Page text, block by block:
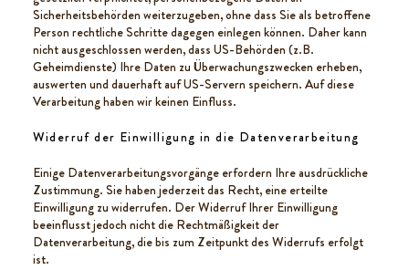
Sicherheitsbehörden weiterzugeben, ohne dass Sie als betroffene
Person rechtliche Schritte dagegen einlegen können. Daher kann
nicht ausgeschlossen werden, dass US-Behörden (z.B.
Geheimdienste) Ihre Daten zu Überwachungszwecken erheben,
auswerten und dauerhaft auf US-Servern speichern. Auf diese
Verarbeitung haben wir keinen Einfluss.
Widerruf der Einwilligung in die Datenverarbeitung
Einige Datenverarbeitungsvorgänge erfordern Ihre ausdrückliche
Zustimmung. Sie haben jederzeit das Recht, eine erteilte
Einwilligung zu widerrufen. Der Widerruf Ihrer Einwilligung
beeinflusst jedoch nicht die Rechtmäßigkeit der
Datenverarbeitung, die bis zum Zeitpunkt des Widerrufs erfolgt
ist.